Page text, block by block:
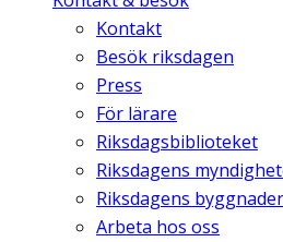
Kontakt
Besök riksdagen
Press
För lärare
Riksdagsbiblioteket
Riksdagens
Riksdagens
Arbeta hos oss